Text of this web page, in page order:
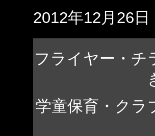
2012年12月26日
フライヤー・チ
学童保育・クラ